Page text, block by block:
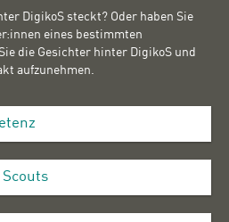
DigikoS steckt? Oder haben Sie
eines bestimmten
die Gesichter hinter DigikoS und
aufzunehmen.